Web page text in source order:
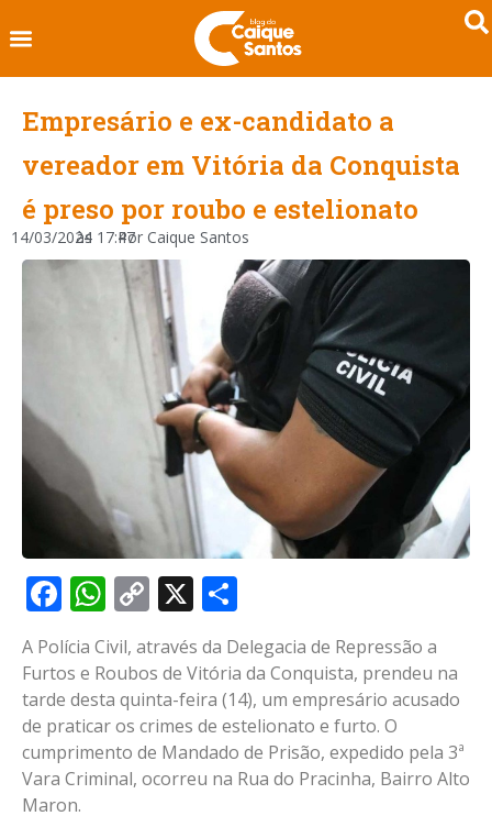
Empresário e ex-candidato a
vereador em Vitória da Conquista
é preso por roubo e estelionato
14/03/2024
às 17:47
Por Caique Santos
Facebook
WhatsApp
Copy
Link
X
A Polícia Civil, através da Delegacia de Repressão a
Furtos e Roubos de Vitória da Conquista, prendeu na
tarde desta quinta-feira (14), um empresário acusado
de praticar os crimes de estelionato e furto. O
cumprimento de Mandado de Prisão, expedido pela 3ª
Vara Criminal, ocorreu na Rua do Pracinha, Bairro Alto
Maron.